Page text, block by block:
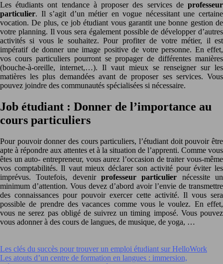
Les étudiants ont tendance à proposer des services deprofesseur
particulier. Il s’agit d’un métier en vogue nécessitant une certaine
vocation. De plus, ce job étudiant vous garantit une bonne gestion de
votre planning. Il vous sera également possible de développer d’autres
activités si vous le souhaitez. Pour profiter de votre métier, il est
impératif de donner une image positive de votre personne. En effet,
vos cours particuliers pourront se propager de différentes manières
(bouche-à-oreille, internet,…). Il vaut mieux se renseigner sur les
matières les plus demandées avant de proposer ses services. Vous
pouvez joindre des communautés spécialisées si nécessaire.
Job étudiant : Donner de l’importance au
cours particuliers
Pour pouvoir donner des cours particuliers, l’étudiant doit pouvoir être
apte à répondre aux attentes et à la situation de l’apprenti. Comme vous
êtes un auto- entrepreneur, vous aurez l’occasion de traiter vous-même
vos comptabilités. Il vaut mieux déclarer son activité pour éviter les
imprévus. Toutefois, devenir professeur particulier nécessite un
minimum d’attention. Vous devez d’abord avoir l’envie de transmettre
des connaissances pour pouvoir exercer cette activité. Il vous sera
possible de prendre des vacances comme vous le voulez. En effet,
vous ne serez pas obligé de suivrez un timing imposé. Vous pouvez
vous adonner à des cours de langues, de musique, de yoga, …
Les clés du succès pour trouver un emploi étudiant sur HelloWork
Les atouts d’un centre de formation en langues : immersion,